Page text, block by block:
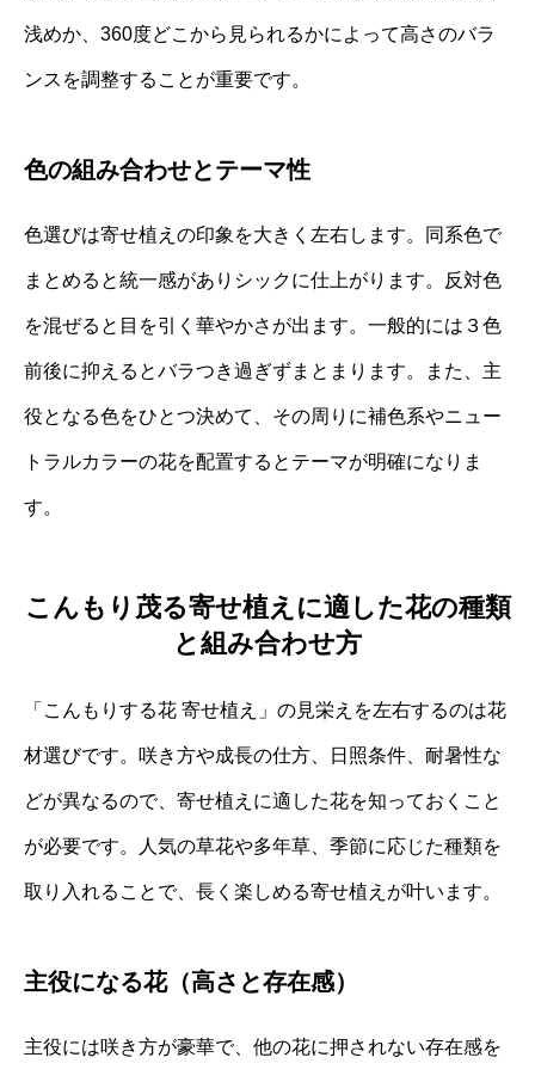
浅めか、360度どこから見られるかによって高さのバラ
ンスを調整することが重要です。
色の組み合わせとテーマ性
色選びは寄せ植えの印象を大きく左右します。同系色で
まとめると統一感がありシックに仕上がります。反対色
を混ぜると目を引く華やかさが出ます。一般的には３色
前後に抑えるとバラつき過ぎずまとまります。また、主
役となる色をひとつ決めて、その周りに補色系やニュー
トラルカラーの花を配置するとテーマが明確になりま
す。
こんもり茂る寄せ植えに適した花の種類
と組み合わせ方
「こんもりする花 寄せ植え」の見栄えを左右するのは花
材選びです。咲き方や成長の仕方、日照条件、耐暑性な
どが異なるので、寄せ植えに適した花を知っておくこと
が必要です。人気の草花や多年草、季節に応じた種類を
取り入れることで、長く楽しめる寄せ植えが叶います。
主役になる花（高さと存在感）
主役には咲き方が豪華で、他の花に押されない存在感を